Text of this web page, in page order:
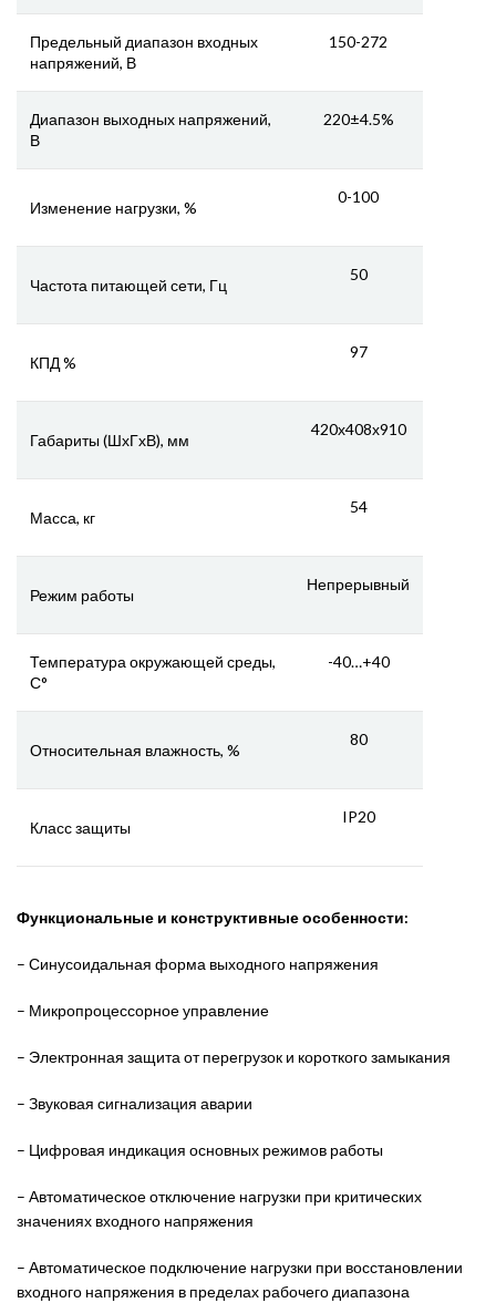
Предельный диапазон входных
напряжений, В
150-272
Диапазон выходных напряжений,
В
220±4.5%
Изменение нагрузки, %
0-100
Частота питающей сети, Гц
50
КПД %
97
Габариты (ШхГхВ), мм
420х408х910
Масса, кг
54
Режим работы
Непрерывный
Температура окружающей среды,
С°
-40…+40
Относительная влажность, %
80
Класс защиты
IP20
Функциональные и конструктивные особенности:
– Синусоидальная форма выходного напряжения
– Микропроцессорное управление
– Электронная защита от перегрузок и короткого замыкания
– Звуковая сигнализация аварии
– Цифровая индикация основных режимов работы
– Автоматическое отключение нагрузки при критических
значениях входного напряжения
– Автоматическое подключение нагрузки при восстановлении
входного напряжения в пределах рабочего диапазона